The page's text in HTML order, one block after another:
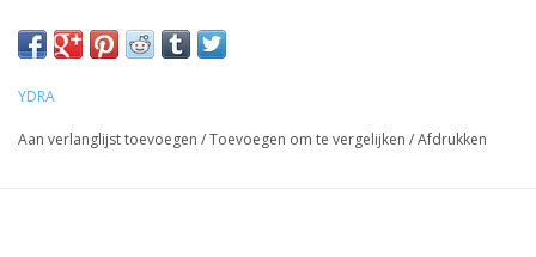
YDRA
Aan verlanglijst toevoegen /Toevoegen om te vergelijken /Afdrukken